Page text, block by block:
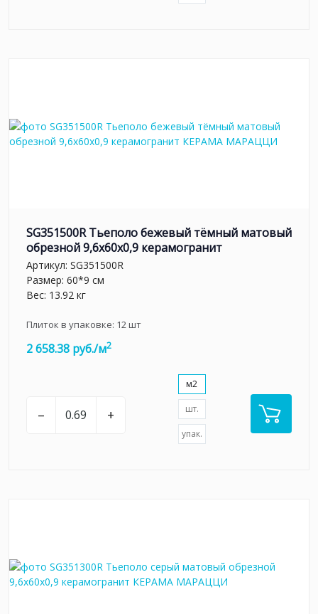
SG351500R Тьеполо бежевый тёмный матовый
обрезной 9,6x60x0,9 керамогранит
Артикул: SG351500R
Размер: 60*9 см
Вес: 13.92 кг
Плиток в упаковке: 12шт
2 658.38 руб./м2
– +
м2
шт.
упак.